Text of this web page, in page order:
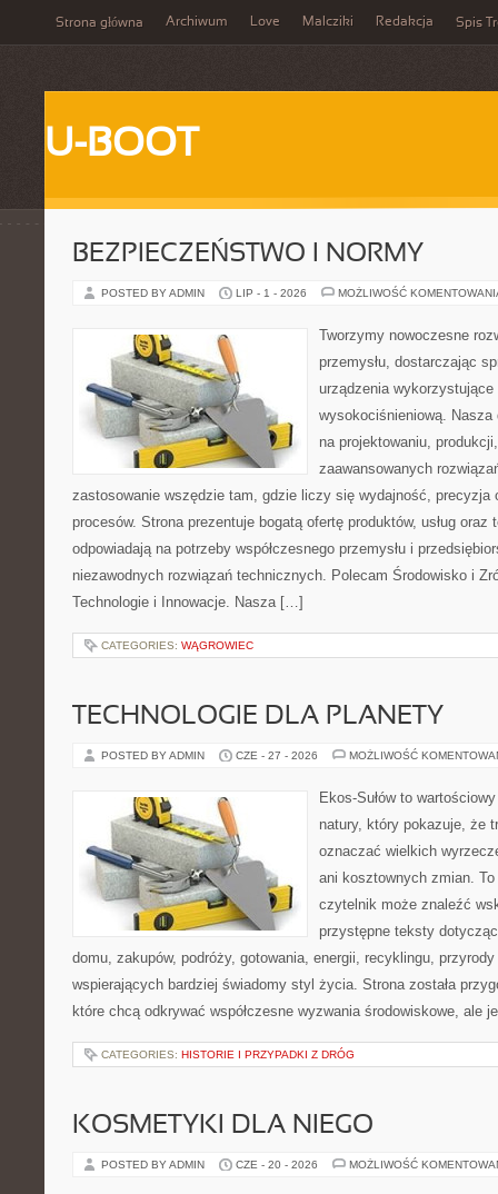
Strona główna Archiwum Love Malcziki Redakcja Spis
U-BOOT
BEZPIECZEŃSTWO I NORMY
POSTED BY ADMIN LIP - 1 - 2026 MOŻLIWOŚĆ
Tworzymy nowoczesne
przemysłu, dostarczając
urządzenia wykorzystujące
wysokociśnieniową. Nasza
na projektowaniu,
zaawansowanych
zastosowanie wszędzie tam, gdzie liczy się wydajność, precyzja
procesów. Strona prezentuje bogatą ofertę produktów, usług oraz
odpowiadają na potrzeby współczesnego przemysłu i
niezawodnych rozwiązań technicznych. Polecam Środowisko i
Technologie i Innowacje. Nasza […]
CATEGORIES: WĄGROWIEC
TECHNOLOGIE DLA PLANETY
POSTED BY ADMIN CZE - 27 - 2026 MOŻLIWOŚĆ
Ekos-Sułów to
natury, który pokazuje, że
oznaczać wielkich
ani kosztownych zmian.
czytelnik może znaleźć
przystępne teksty
domu, zakupów, podróży, gotowania, energii, recyklingu,
wspierających bardziej świadomy styl życia. Strona została
które chcą odkrywać współczesne wyzwania środowiskowe, ale
CATEGORIES: HISTORIE I PRZYPADKI Z DRÓG
KOSMETYKI DLA NIEGO
POSTED BY ADMIN CZE - 20 - 2026 MOŻLIWOŚĆ